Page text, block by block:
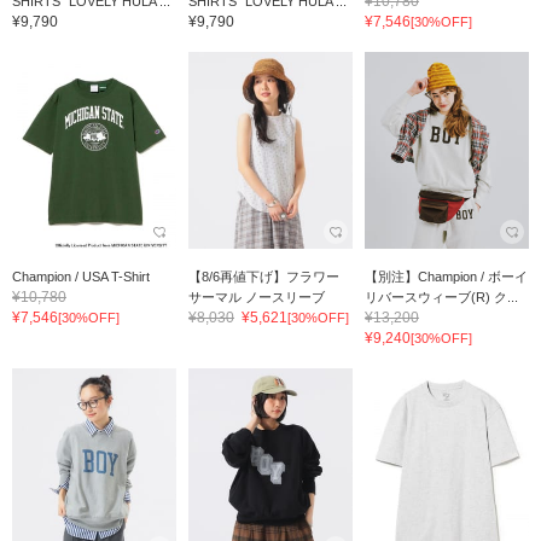
¥9,790 ¥9,790
¥7,546[30%OFF]
Champion / USA T-Shirt
¥10,780
¥7,546[30%OFF]
【8/6再値下げ】フラワー
サーマル ノースリーブ
¥8,030 ¥5,621[30%OFF]
【別注】Champion / ボーイ
リバースウィーブ(R) ク...
¥13,200
¥9,240[30%OFF]